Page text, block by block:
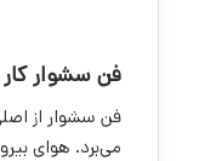
فن سشوار
می‌برد. هوای